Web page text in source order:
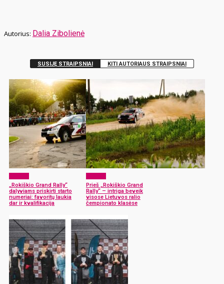
Dalia Zibolienė
SUSIJĘ STRAIPSNIAI KITI AUTORIAUS STRAIPSNIAI
„Rokiškio Grand Rally“
dalyviams priskirti starto
numeriai: favoritų laukia
dar ir kvalifikacija
Prieš „Rokiškio Grand
Rally“ – intriga beveik
visose Lietuvos ralio
čempionato klasėse